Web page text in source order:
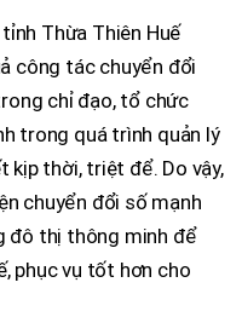
Thừa Thiên Huế
công tác chuyển đổi
chỉ đạo, tổ chức
trong quá trình quản lý
kịp thời, triệt để. Do vậy,
chuyển đổi số mạnh
đô thị thông minh để
phục vụ tốt hơn cho